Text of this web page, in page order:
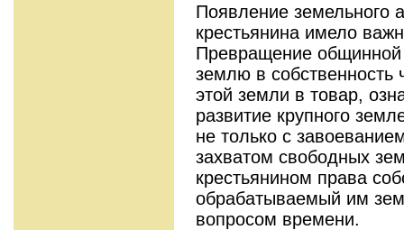
Появление земельного
крестьянина имело
Превращение общинной
землю в собственность
этой земли в товар,
развитие крупного
не только с
захватом свободных
крестьянином права
обрабатываемый им
вопросом времени.